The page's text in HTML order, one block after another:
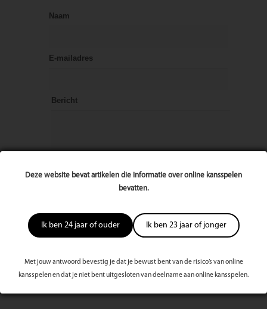
Deze website bevat artikelen die informatie over online kansspelen
bevatten.
Ik ben 24 jaar of ouder Ik ben 23 jaar of jonger
Met jouw antwoord bevestig je dat je bewust bent van de risico’s van online
kansspelen en dat je niet bent uitgesloten van deelname aan online kansspelen.
Naam
E-mailadres
Bericht